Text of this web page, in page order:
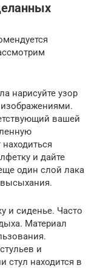
нарисуйте узор
вашей
и дайте
один слой лака
и сиденье. Часто
Материал
и
стул находится в